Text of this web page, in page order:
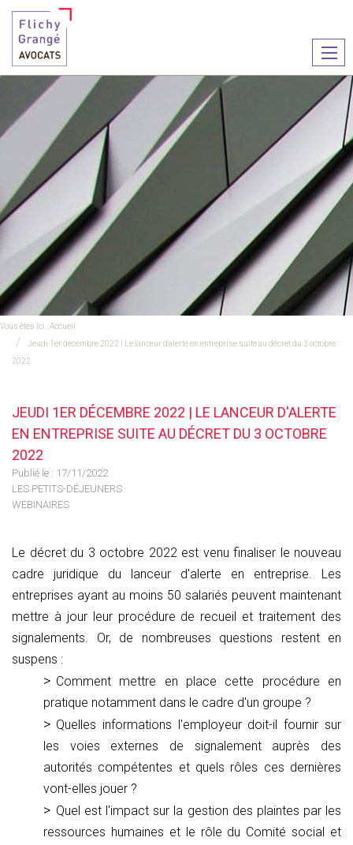
le
Vous êtes ici :Accueil
Jeudi 1er décembre 2022 | Le lanceur d'alerte en entreprise suite au décret du 3 octobre
2022
JEUDI 1ER DÉCEMBRE 2022 | LE LANCEUR D'ALERTE
EN ENTREPRISE SUITE AU DÉCRET DU 3 OCTOBRE
2022
Publié le : 17/11/2022
LES PETITS-DÉJEUNERS
WEBINAIRES
Le décret du 3 octobre 2022 est venu finaliser le nouveau
cadre juridique du lanceur d'alerte en entreprise. Les
entreprises ayant au moins 50 salariés peuvent maintenant
mettre à jour leur procédure de recueil et traitement des
signalements. Or, de nombreuses questions restent en
suspens :
Comment mettre en place cette procédure en
pratique notamment dans le cadre d'un groupe ?
Quelles informations l'employeur doit-il fournir sur
les voies externes de signalement auprès des
autorités compétentes et quels rôles ces dernières
vont-elles jouer ?
Quel est l'impact sur la gestion des plaintes par les
ressources humaines et le rôle du Comité social et